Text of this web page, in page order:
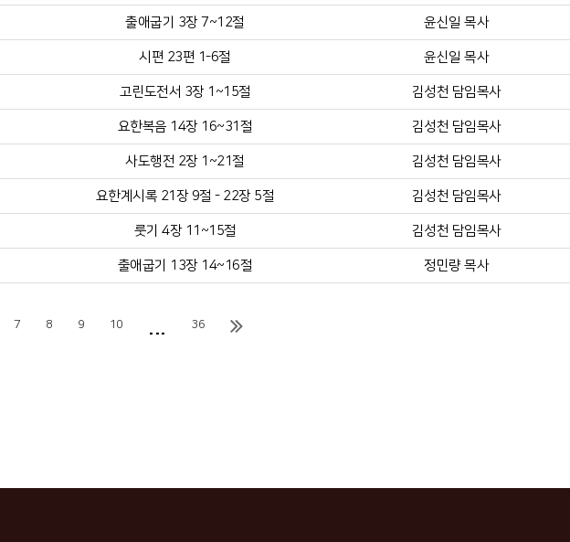
출애굽기 3장 7~12절 윤신일 목사
시편 23편 1-6절 윤신일 목사
고린도전서 3장 1~15절 김성천 담임목사
요한복음 14장 16~31절 김성천 담임목사
사도행전 2장 1~21절 김성천 담임목사
요한계시록 21장 9절 - 22장 5절 김성천 담임목사
룻기 4장 11~15절 김성천 담임목사
출애굽기 13장 14~16절 정민량 목사
7 8 9 10 ... 36